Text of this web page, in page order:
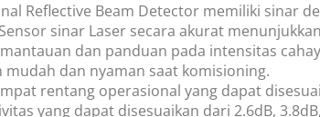
Reflective Beam Detector memiliki
sinar Laser secara akurat
dan panduan pada intensitas
mudah dan nyaman saat komisioning.
rentang operasional yang dapat
yang dapat disesuaikan dari 2.6dB,